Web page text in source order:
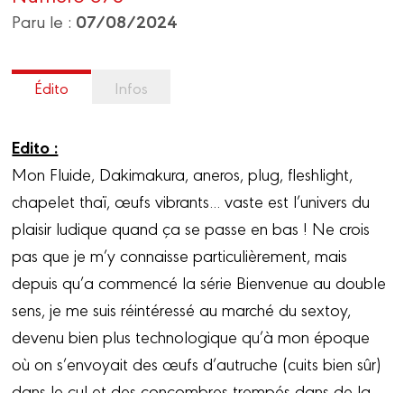
Paru le : 07/08/2024
Édito Infos
Edito :
Mon Fluide, Dakimakura, aneros, plug, fleshlight,
chapelet thaï, œufs vibrants... vaste est l’univers du
plaisir ludique quand ça se passe en bas ! Ne crois
pas que je m’y connaisse particulièrement, mais
depuis qu’a commencé la série Bienvenue au double
sens, je me suis réintéressé au marché du sextoy,
devenu bien plus technologique qu’à mon époque
où on s’envoyait des œufs d’autruche (cuits bien sûr)